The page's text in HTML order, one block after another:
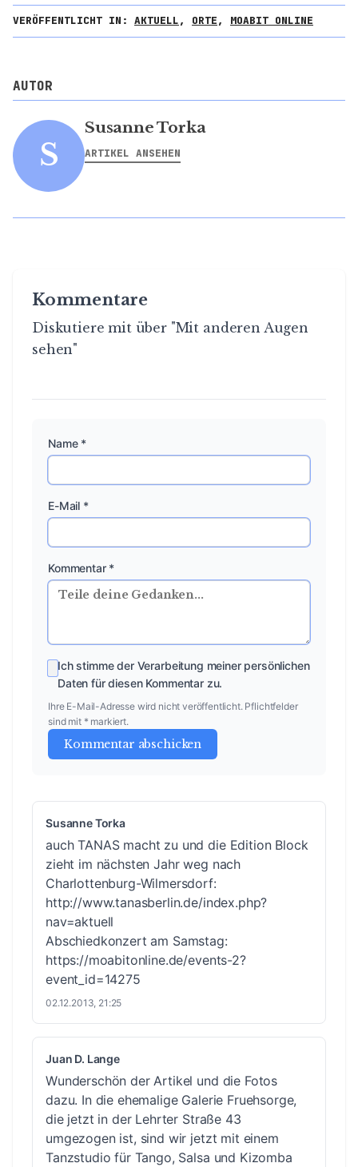
VERÖFFENTLICHT IN: AKTUELL, ORTE, MOABIT ONLINE
AUTOR
S
Susanne Torka
ARTIKEL ANSEHEN
Kommentare
Diskutiere mit über "Mit anderen Augen
sehen"
Name *
E-Mail *
Kommentar *
Ich stimme der Verarbeitung meiner persönlichen
Daten für diesen Kommentar zu.
Ihre E-Mail-Adresse wird nicht veröffentlicht. Pflichtfelder
sind mit * markiert.
Kommentar abschicken
Susanne Torka
auch TANAS macht zu und die Edition Block
zieht im nächsten Jahr weg nach
Charlottenburg-Wilmersdorf:
http://www.tanasberlin.de/index.php?
nav=aktuell
Abschiedkonzert am Samstag:
https://moabitonline.de/events-2?
event_id=14275
02.12.2013, 21:25
Juan D. Lange
Wunderschön der Artikel und die Fotos
dazu. In die ehemalige Galerie Fruehsorge,
die jetzt in der Lehrter Straße 43
umgezogen ist, sind wir jetzt mit einem
Tanzstudio für Tango, Salsa und Kizomba